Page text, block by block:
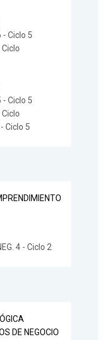
- Ciclo 5
Ciclo
- Ciclo 5
Ciclo
Ciclo 5
4 - Ciclo 2
DE NEGOCIO